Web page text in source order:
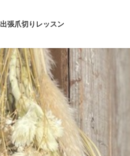
出張爪切りレッスン